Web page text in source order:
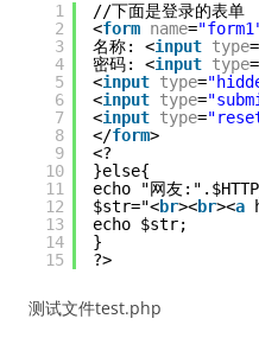
1
2
3
4
5
6
7
8
9
10
11
12
13
14
15
//下面是登录的表单
<form name=
名称: <input type=
密码: <input type=
<input type=
<input type=
<input type=
</form>
<?
}else{
echo "网友
$str="<br><br><a
echo $str;
}
?>
测试文件test.php